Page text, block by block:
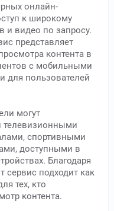
онлайн-
к широкому
и видео по запросу.
представляет
контента в
с мобильными
для пользователей
могут
телевизионными
спортивными
доступными в
Благодаря
сервис подходит как
тех, кто
контента.